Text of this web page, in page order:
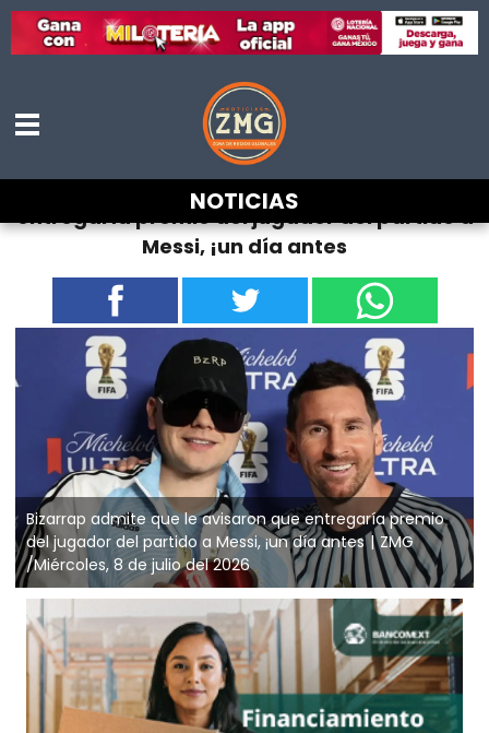
NOTICIAS
Bizarrap admite que le avisaron que
entregaría premio del jugador del partido a
Messi, ¡un día antes
Bizarrap admite que le avisaron que entregaría premio
del jugador del partido a Messi, ¡un día antes
ZMG
/Miércoles, 8 de julio del 2026